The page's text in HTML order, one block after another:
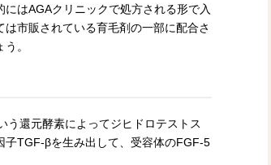
はAGAクリニックで処方される形で入
市販されている育毛剤の一部に配合さ
。
う還元酵素によってジヒドロテストス
子TGF-βを生み出して、受容体のFGF-5